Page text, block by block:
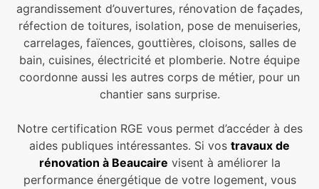
agrandissement d’ouvertures, rénovation de façades,
réfection de toitures, isolation, pose de menuiseries,
carrelages, faïences, gouttières, cloisons, salles de
bain, cuisines, électricité et plomberie. Notre équipe
coordonne aussi les autres corps de métier, pour un
chantier sans surprise.
Notre certification RGE vous permet d’accéder à des
aides publiques intéressantes. Si vos travaux de
rénovation à Beaucaire visent à améliorer la
performance énergétique de votre logement, vous